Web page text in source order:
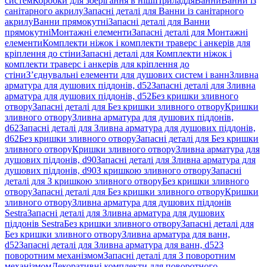
санітарного акрилуЗапасні деталі для Ванни із санітарного
акрилуВанни прямокутніЗапасні деталі для Ванни
прямокутніМонтажні елементиЗапасні деталі для Монтажні
елементиКомплекти ніжок і комплекти траверс і анкерів для
кріплення до стіниЗапасні деталі для Комплекти ніжок і
комплекти траверс і анкерів для кріплення до
стіниЗ’єднувальні елементи для душових систем і ваннЗливна
арматура для душових піддонів, d52Запасні деталі для Зливна
арматура для душових піддонів, d52Без кришки зливного
отворуЗапасні деталі для Без кришки зливного отворуКришки
зливного отворуЗливна арматура для душових піддонів,
d62Запасні деталі для Зливна арматура для душових піддонів,
d62Без кришки зливного отворуЗапасні деталі для Без кришки
зливного отворуКришки зливного отворуЗливна арматура для
душових піддонів, d90Запасні деталі для Зливна арматура для
душових піддонів, d90З кришкою зливного отворуЗапасні
деталі для З кришкою зливного отворуБез кришки зливного
отворуЗапасні деталі для Без кришки зливного отворуКришки
зливного отворуЗливна арматура для душових піддонів
SestraЗапасні деталі для Зливна арматура для душових
піддонів SestraБез кришки зливного отворуЗапасні деталі для
Без кришки зливного отворуЗливна арматура для ванн,
d52Запасні деталі для Зливна арматура для ванн, d52З
поворотним механізмомЗапасні деталі для З поворотним